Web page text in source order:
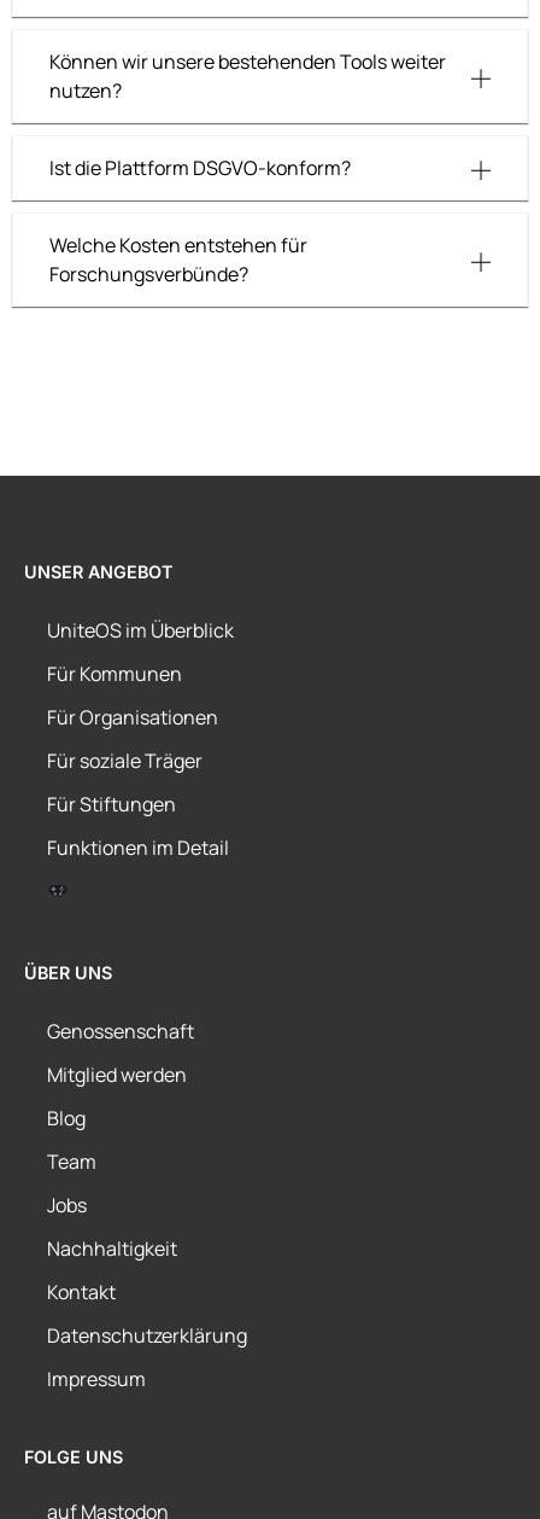
Können wir unsere bestehenden Tools weiter
nutzen?
Ist die Plattform DSGVO-konform?
Welche Kosten entstehen für
Forschungsverbünde?
UNSER ANGEBOT
UniteOS im Überblick
Für Kommunen
Für Organisationen
Für soziale Träger
Für Stiftungen
Funktionen im Detail
ÜBER UNS
Genossenschaft
Mitglied werden
Blog
Team
Jobs
Nachhaltigkeit
Kontakt
Datenschutzerklärung
Impressum
FOLGE UNS
auf Mastodon